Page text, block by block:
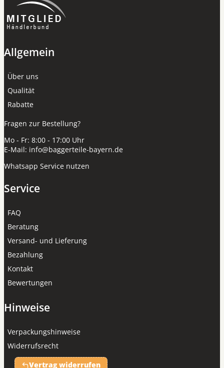
Allgemein
Über uns
Qualität
Rabatte
Fragen zur Bestellung?
Mo - Fr: 8:00 - 17:00 Uhr
E-Mail: info@baggerteile-bayern.de
Whatsapp Service nutzen
Service
FAQ
Beratung
Versand- und Lieferung
Bezahlung
Kontakt
Bewertungen
Hinweise
Verpackungshinweise
Widerrufsrecht
Vertrag widerrufen